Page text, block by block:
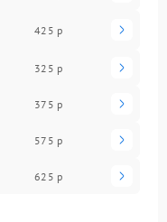
425 р
325 р
375 р
575 р
625 р